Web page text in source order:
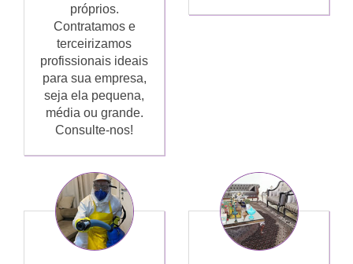
próprios.
Contratamos e
terceirizamos
profissionais ideais
para sua empresa,
seja ela pequena,
média ou grande.
Consulte-nos!